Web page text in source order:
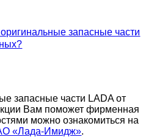
оригинальные запасные части
запасные части LADA от
Вам поможет фирменная
можно ознакомиться на
«Лада-Имидж».